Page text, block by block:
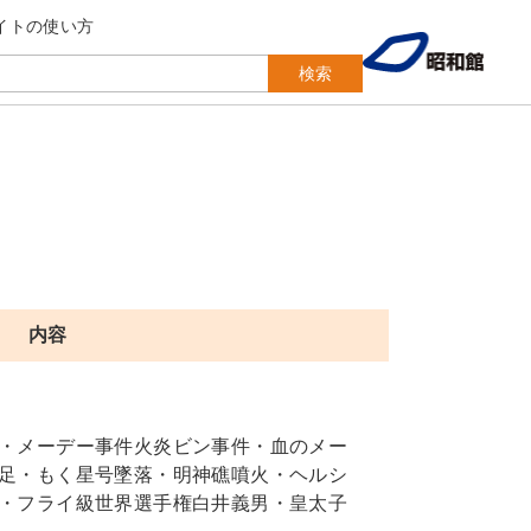
検索
トの使い方
内容
ーデー事件火炎ビン事件・血のメー
・もく星号墜落・明神礁噴火・ヘルシ
フライ級世界選手権白井義男・皇太子